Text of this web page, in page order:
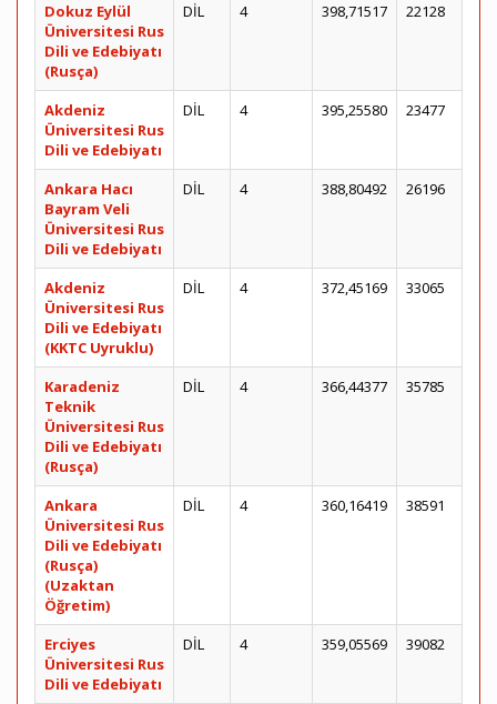
Dokuz Eylül
Üniversitesi Rus
Dili ve Edebiyatı
(Rusça)
DİL 4 398,71517 22128
Akdeniz
Üniversitesi Rus
Dili ve Edebiyatı
DİL 4 395,25580 23477
Ankara Hacı
Bayram Veli
Üniversitesi Rus
Dili ve Edebiyatı
DİL 4 388,80492 26196
Akdeniz
Üniversitesi Rus
Dili ve Edebiyatı
(KKTC Uyruklu)
DİL 4 372,45169 33065
Karadeniz
Teknik
Üniversitesi Rus
Dili ve Edebiyatı
(Rusça)
DİL 4 366,44377 35785
Ankara
Üniversitesi Rus
Dili ve Edebiyatı
(Rusça)
(Uzaktan
Öğretim)
DİL 4 360,16419 38591
Erciyes
Üniversitesi Rus
Dili ve Edebiyatı
DİL 4 359,05569 39082